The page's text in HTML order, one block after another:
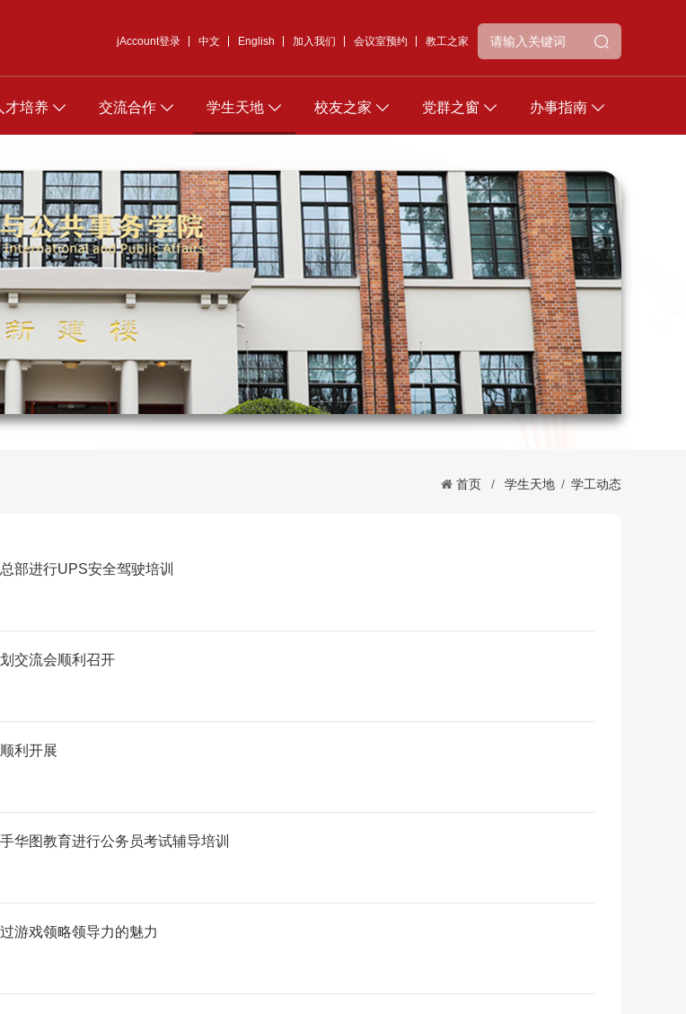
jAccount登录 中文 English 加入我们 会议室预约 教工之家
才培养 交流合作 学生天地 校友之家 党群之窗 办事指南
首页 / 学生天地 / 学工动态
部进行UPS安全驾驶培训
交流会顺利召开
利开展
华图教育进行公务员考试辅导培训
游戏领略领导力的魅力